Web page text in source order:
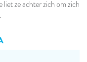
ze achter zich om zich